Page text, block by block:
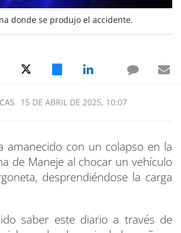
donde se produjo el accidente.
15 DE ABRIL DE 2025, 10:07
amanecido con un colapso en la
de Maneje al chocar un vehículo
desprendiéndose la carga
saber este diario a través de